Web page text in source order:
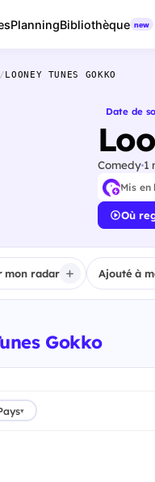
PlanningBibliothèque new
/LOONEY TUNES GOKKO
Date de
Comedy1
Mis
Où
mon radar Ajouté à
Gokko
▾